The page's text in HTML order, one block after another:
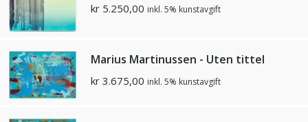
kr 5.250,00 inkl. 5% kunstavgift
Marius Martinussen - Uten tittel
kr 3.675,00 inkl. 5% kunstavgift